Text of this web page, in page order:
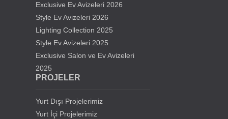
Chandelier
Ahmat Haci Kadirov Cami Avizeleri
Almanya Camlı Mescid
Fransa Trappes Cami Avizeleri
Exclusive Ev Avizeleri 2026
Style Ev Avizeleri 2026
Lighting Collection 2025
Style Ev Avizeleri 2025
Exclusive Salon ve Ev Avizeleri
2025
PROJELER
Yurt Dışı Projelerimiz
Yurt İçi Projelerimiz